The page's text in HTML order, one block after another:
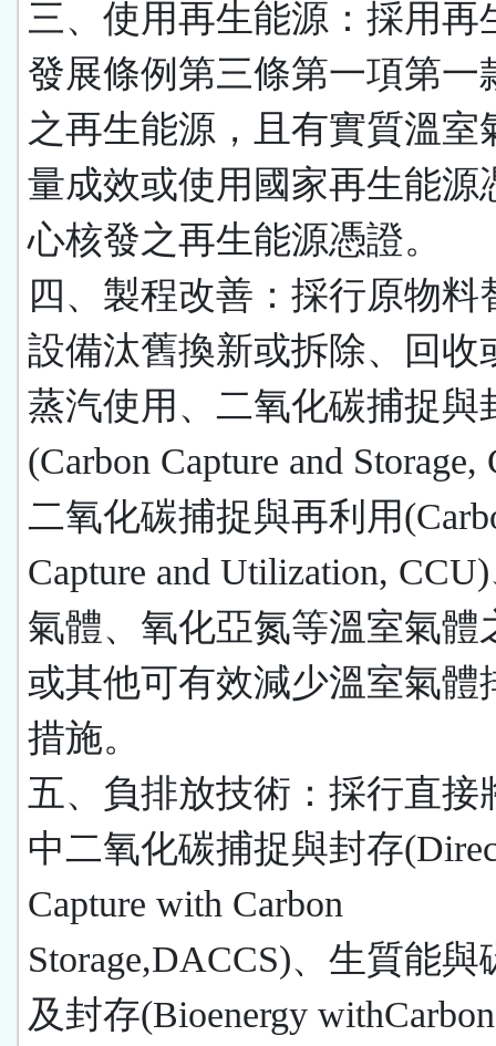
三、使用再生能源：採用再
發展條例第三條第一項第一
之再生能源，且有實質溫室
量成效或使用國家再生能源
心核發之再生能源憑證。
四、製程改善：採行原物料
設備汰舊換新或拆除、回收
蒸汽使用、二氧化碳捕捉與
(Carbon Capture and Storage,
二氧化碳捕捉與再利用
Capture and Utilization,
氣體、氧化亞氮等溫室氣體
或其他可有效減少溫室氣體
措施。
五、負排放技術：採行直接
中二氧化碳捕捉與封存
Capture with Carbon
Storage,DACCS)、生質能與
及封存(Bioenergy